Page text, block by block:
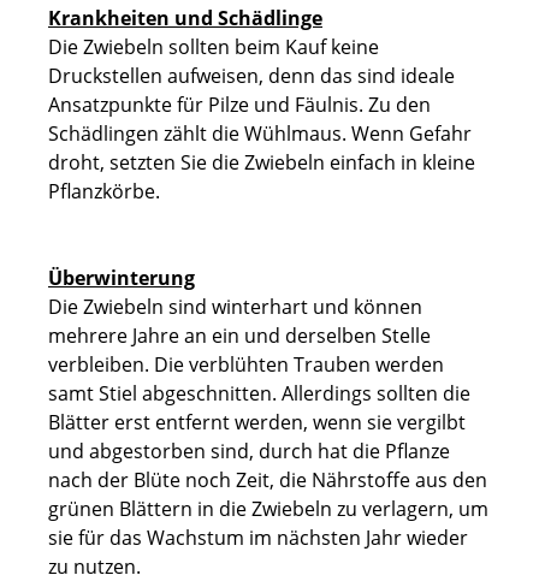
Krankheiten und Schädlinge
Die Zwiebeln sollten beim Kauf keine
Druckstellen aufweisen, denn das sind ideale
Ansatzpunkte für Pilze und Fäulnis. Zu den
Schädlingen zählt die Wühlmaus. Wenn Gefahr
droht, setzten Sie die Zwiebeln einfach in kleine
Pflanzkörbe.
Überwinterung
Die Zwiebeln sind winterhart und können
mehrere Jahre an ein und derselben Stelle
verbleiben. Die verblühten Trauben werden
samt Stiel abgeschnitten. Allerdings sollten die
Blätter erst entfernt werden, wenn sie vergilbt
und abgestorben sind, durch hat die Pflanze
nach der Blüte noch Zeit, die Nährstoffe aus den
grünen Blättern in die Zwiebeln zu verlagern, um
sie für das Wachstum im nächsten Jahr wieder
zu nutzen.